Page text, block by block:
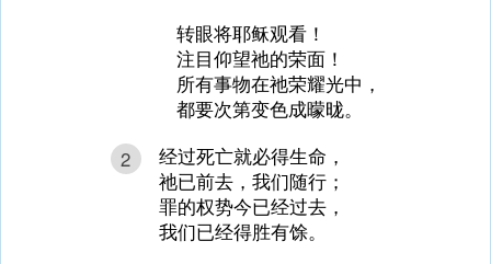
转眼将耶稣观看！
注目仰望祂的荣面！
所有事物在祂荣耀光中，
都要次第变色成曚昽。
2
经过死亡就必得生命，
祂已前去，我们随行；
罪的权势今已经过去，
我们已经得胜有馀。